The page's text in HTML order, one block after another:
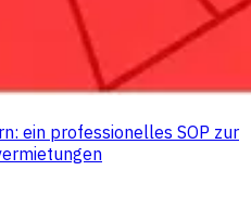
ein professionelles SOP zur